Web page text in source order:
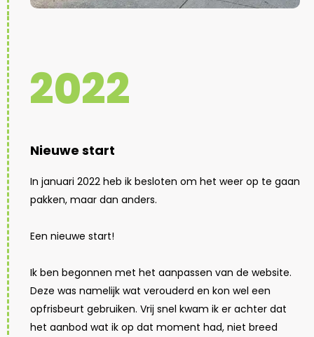
2022
Nieuwe start
In januari 2022 heb ik besloten om het weer op te gaan
pakken, maar dan anders.
Een nieuwe start!
Ik ben begonnen met het aanpassen van de website.
Deze was namelijk wat verouderd en kon wel een
opfrisbeurt gebruiken. Vrij snel kwam ik er achter dat
het aanbod wat ik op dat moment had, niet breed